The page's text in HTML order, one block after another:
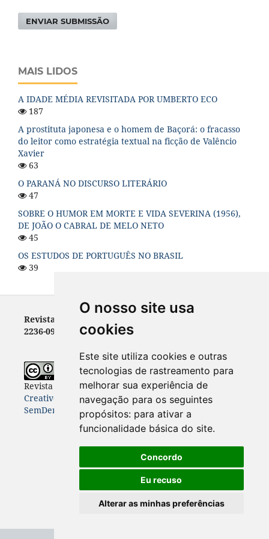
O nosso site usa
cookies
Este site utiliza cookies e outras
tecnologias de rastreamento para
melhorar sua experiência de
navegação para os seguintes
propósitos: para ativar a
funcionalidade básica do site.
Concordo
Eu recuso
Alterar as minhas preferências
ENVIAR SUBMISSÃO
MAIS LIDOS
A IDADE MÉDIA REVISITADA POR UMBERTO ECO
187
A prostituta japonesa e o homem de Baçorá: o fracasso
do leitor como estratégia textual na ficção de Valêncio
Xavier
63
O PARANÁ NO DISCURSO LITERÁRIO
47
SOBRE O HUMOR EM MORTE E VIDA SEVERINA (1956),
DE JOÃO O CABRAL DE MELO NETO
45
OS ESTUDOS DE PORTUGUÊS NO BRASIL
39
Revista Letras - ISSN 0100-0888 (versão impressa) e
2236-0999 (versão eletrônica)
Revista Letrasestá licenciada com uma Licença
Creative Commons Atribuição-NãoComercial-
SemDerivações 4.0 Internacional .